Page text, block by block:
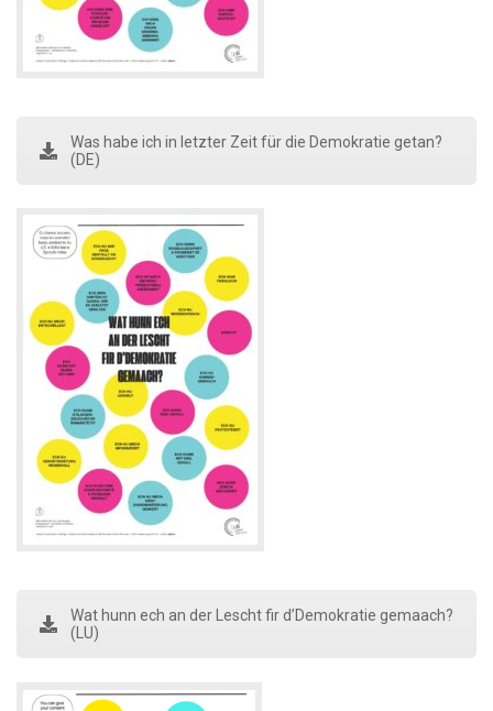
Was habe ich in letzter Zeit für die Demokratie getan?
(DE)
Wat hunn ech an der Lescht fir d’Demokratie gemaach?
(LU)